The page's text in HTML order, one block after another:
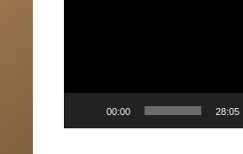
00:00 28:05